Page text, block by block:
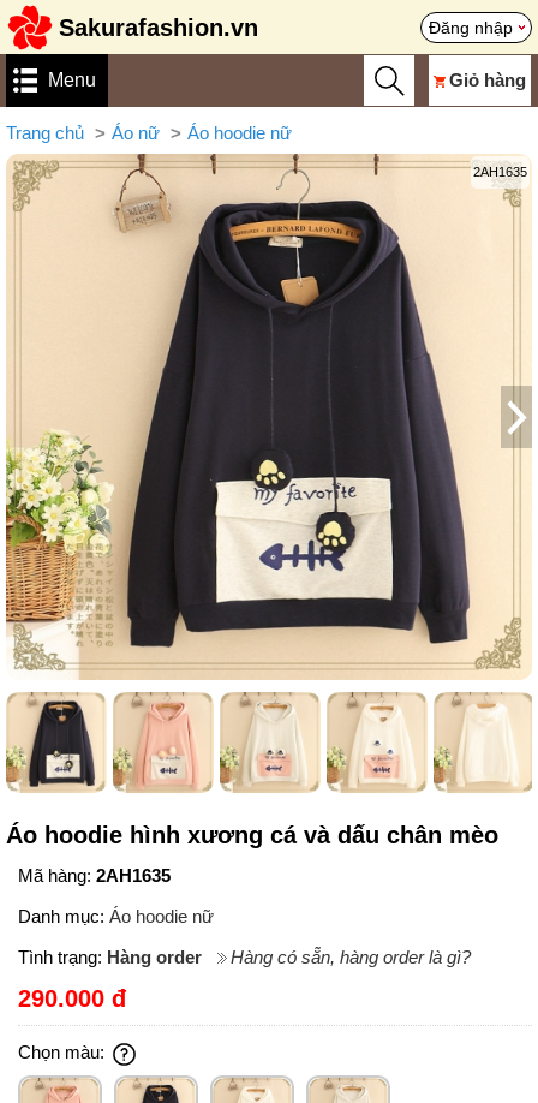
Sakurafashion.vn Đăng nhập
Menu Giỏ hàng
Trang chủ Áo nữ Áo hoodie nữ
2AH1635
Áo hoodie hình xương cá và dấu chân mèo
Mã hàng: 2AH1635
Danh mục: Áo hoodie nữ
Tình trạng: Hàng order Hàng có sẵn, hàng order là gì?
290.000 đ
Chọn màu: